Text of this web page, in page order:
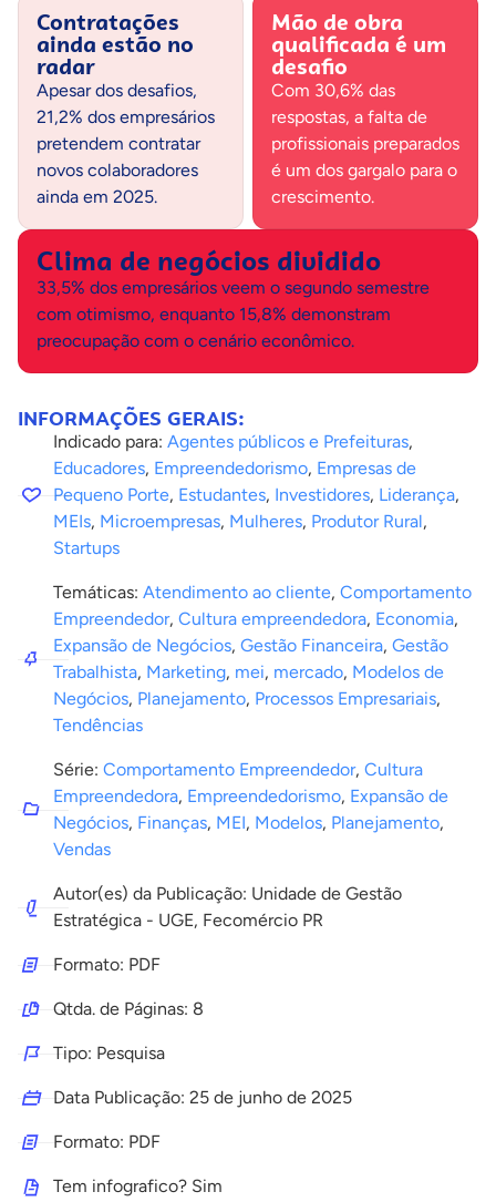
Contratações
ainda estão no
radar
Apesar dos desafios,
21,2% dos empresários
pretendem contratar
novos colaboradores
ainda em 2025.
Mão de obra
qualificada é um
desafio
Com 30,6% das
respostas, a falta de
profissionais preparados
é um dos gargalo para o
crescimento.
Clima de negócios dividido
33,5% dos empresários veem o segundo semestre
com otimismo, enquanto 15,8% demonstram
preocupação com o cenário econômico.
INFORMAÇÕES GERAIS:
Indicado para: Agentes públicos e Prefeituras,
Educadores, Empreendedorismo, Empresas de
Pequeno Porte, Estudantes, Investidores, Liderança,
MEIs, Microempresas, Mulheres, Produtor Rural,
Startups
Temáticas: Atendimento ao cliente, Comportamento
Empreendedor, Cultura empreendedora, Economia,
Expansão de Negócios, Gestão Financeira, Gestão
Trabalhista, Marketing, mei, mercado, Modelos de
Negócios, Planejamento, Processos Empresariais,
Tendências
Série: Comportamento Empreendedor, Cultura
Empreendedora, Empreendedorismo, Expansão de
Negócios, Finanças, MEI, Modelos, Planejamento,
Vendas
Autor(es) da Publicação: Unidade de Gestão
Estratégica - UGE, Fecomércio PR
Formato: PDF
Qtda. de Páginas: 8
Tipo: Pesquisa
Data Publicação: 25 de junho de 2025
Formato: PDF
Tem infografico? Sim